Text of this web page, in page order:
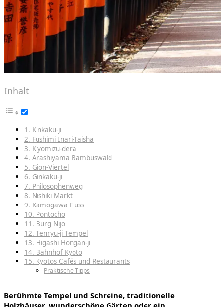
Inhalt
1. Kinkaku-ji
2. Fushimi Inari-Taisha
3. Kiyomizu-dera
4. Arashiyama Bambuswald
5. Gion-Viertel
6. Ginkaku-ji
7. Philosophenweg
8. Nishiki Markt
9. Kamogawa Fluss
10. Pontocho
11. Burg Nijo
12. Tenryu-ji Tempel
13. Higashi Hongan-ji
14. Bahnhof Kyoto
15. Kyotos Cafés und Restaurants
Praktische Tipps
Berühmte Tempel und Schreine, traditionelle